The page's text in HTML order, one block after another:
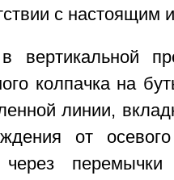
с настоящим
колпачка на
линии,
от